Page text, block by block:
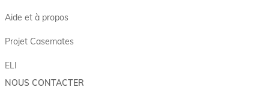
Aide et à propos
Projet Casemates
ELI
NOUS CONTACTER